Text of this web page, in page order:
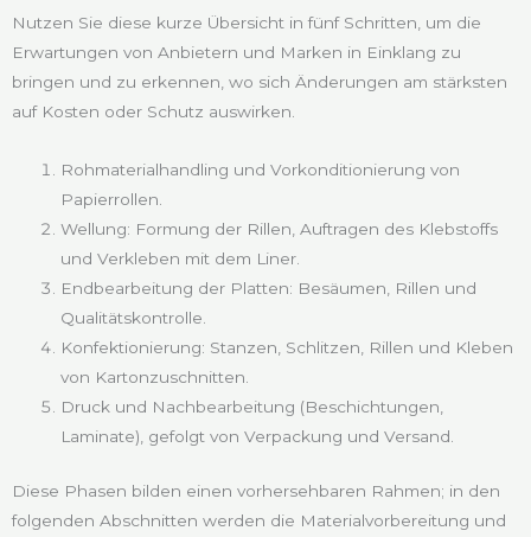
Nutzen Sie diese kurze Übersicht in fünf Schritten, um die
Erwartungen von Anbietern und Marken in Einklang zu
bringen und zu erkennen, wo sich Änderungen am stärksten
auf Kosten oder Schutz auswirken.
Rohmaterialhandling und Vorkonditionierung von
Papierrollen.
Wellung: Formung der Rillen, Auftragen des Klebstoffs
und Verkleben mit dem Liner.
Endbearbeitung der Platten: Besäumen, Rillen und
Qualitätskontrolle.
Konfektionierung: Stanzen, Schlitzen, Rillen und Kleben
von Kartonzuschnitten.
Druck und Nachbearbeitung (Beschichtungen,
Laminate), gefolgt von Verpackung und Versand.
Diese Phasen bilden einen vorhersehbaren Rahmen; in den
folgenden Abschnitten werden die Materialvorbereitung und